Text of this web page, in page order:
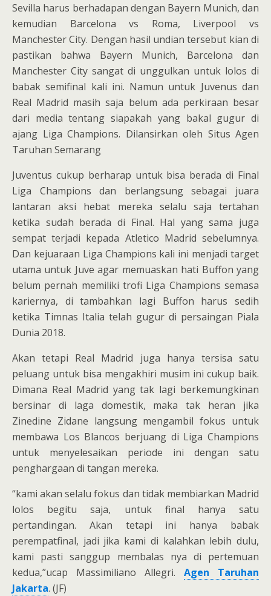
Sevilla harus berhadapan dengan Bayern Munich, dan
kemudian Barcelona vs Roma, Liverpool vs
Manchester City. Dengan hasil undian tersebut kian di
pastikan bahwa Bayern Munich, Barcelona dan
Manchester City sangat di unggulkan untuk lolos di
babak semifinal kali ini. Namun untuk Juvenus dan
Real Madrid masih saja belum ada perkiraan besar
dari media tentang siapakah yang bakal gugur di
ajang Liga Champions. Dilansirkan oleh Situs Agen
Taruhan Semarang
Juventus cukup berharap untuk bisa berada di Final
Liga Champions dan berlangsung sebagai juara
lantaran aksi hebat mereka selalu saja tertahan
ketika sudah berada di Final. Hal yang sama juga
sempat terjadi kepada Atletico Madrid sebelumnya.
Dan kejuaraan Liga Champions kali ini menjadi target
utama untuk Juve agar memuaskan hati Buffon yang
belum pernah memiliki trofi Liga Champions semasa
kariernya, di tambahkan lagi Buffon harus sedih
ketika Timnas Italia telah gugur di persaingan Piala
Dunia 2018.
Akan tetapi Real Madrid juga hanya tersisa satu
peluang untuk bisa mengakhiri musim ini cukup baik.
Dimana Real Madrid yang tak lagi berkemungkinan
bersinar di laga domestik, maka tak heran jika
Zinedine Zidane langsung mengambil fokus untuk
membawa Los Blancos berjuang di Liga Champions
untuk menyelesaikan periode ini dengan satu
penghargaan di tangan mereka.
“kami akan selalu fokus dan tidak membiarkan Madrid
lolos begitu saja, untuk final hanya satu
pertandingan. Akan tetapi ini hanya babak
perempatfinal, jadi jika kami di kalahkan lebih dulu,
kami pasti sanggup membalas nya di pertemuan
kedua,”ucap Massimiliano Allegri. Agen Taruhan
Jakarta. (JF)